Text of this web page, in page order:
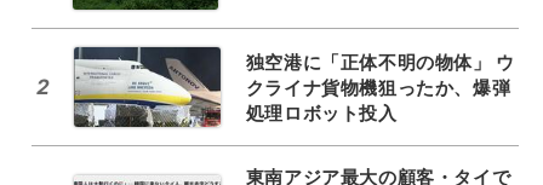
2
独空港に「正体不明の物体」 ウ
クライナ貨物機狙ったか、爆弾
処理ロボット投入
東南アジア最大の顧客・タイで